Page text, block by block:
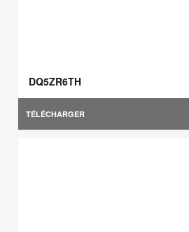
DQ5ZR6TH
TÉLÉCHARGER